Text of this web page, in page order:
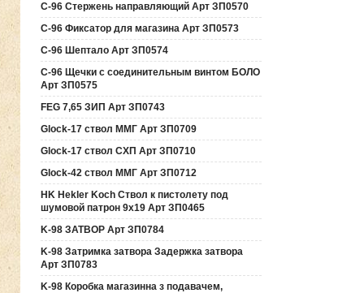
C-96 Стержень направляющий Арт ЗП0570
C-96 Фиксатор для магазина Арт ЗП0573
C-96 Шептало Арт ЗП0574
C-96 Щечки с соединительным винтом БОЛО
Арт ЗП0575
FEG 7,65 ЗИП Арт ЗП0743
Glock-17 ствол ММГ Арт ЗП0709
Glock-17 ствол СХП Арт ЗП0710
Glock-42 ствол ММГ Арт ЗП0712
HK Hekler Koch Ствол к пистолету под
шумовой патрон 9х19 Арт ЗП0465
K-98 ЗАТВОР Арт ЗП0784
K-98 Затримка затвора Задержка затвора
Арт ЗП0783
K-98 Коробка магазинна з подавачем,